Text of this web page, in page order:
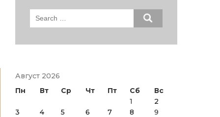
Search
Август 2026
Пн
Вт Ср Чт Пт Сб
Вс
1
2
3
4 5 6 7 8
9